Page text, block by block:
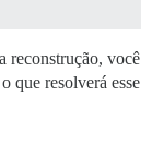
reconstrução, você
que resolverá esse